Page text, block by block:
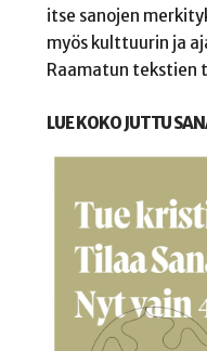
itse sanojen
myös kulttuurin ja
Raamatun tekstien
LUE KOKO JUTTU